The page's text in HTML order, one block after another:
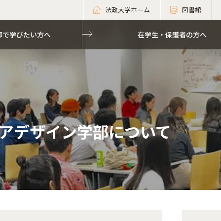
法政大学ホーム 図書館
学びたい方へ 在学生・保護者の方へ
デザイン学部について